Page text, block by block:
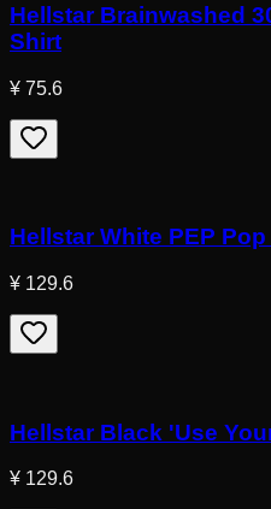
Hellstar Brainwashed
Shirt
¥ 75.6
Hellstar White PEP
¥ 129.6
Hellstar Black 'Use
¥ 129.6